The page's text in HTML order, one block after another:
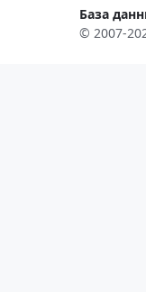
База
© 2007-